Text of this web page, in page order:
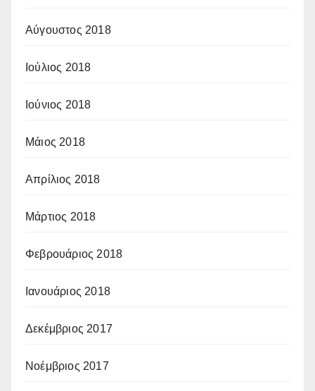
Αύγουστος 2018
Ιούλιος 2018
Ιούνιος 2018
Μάιος 2018
Απρίλιος 2018
Μάρτιος 2018
Φεβρουάριος 2018
Ιανουάριος 2018
Δεκέμβριος 2017
Νοέμβριος 2017